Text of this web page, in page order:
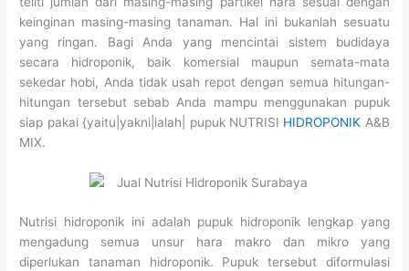
keinginan masing-masing tanaman. Hal ini bukanlah sesuatu
yang ringan. Bagi Anda yang mencintai sistem budidaya
secara hidroponik, baik komersial maupun semata-mata
sekedar hobi, Anda tidak usah repot dengan semua hitungan-
hitungan tersebut sebab Anda mampu menggunakan pupuk
siap pakai {yaitu|yakni|ialah| pupuk NUTRISI HIDROPONIK A&B
MIX.
Nutrisi hidroponik ini adalah pupuk hidroponik lengkap yang
mengadung semua unsur hara makro dan mikro yang
diperlukan tanaman hidroponik. Pupuk tersebut diformulasi